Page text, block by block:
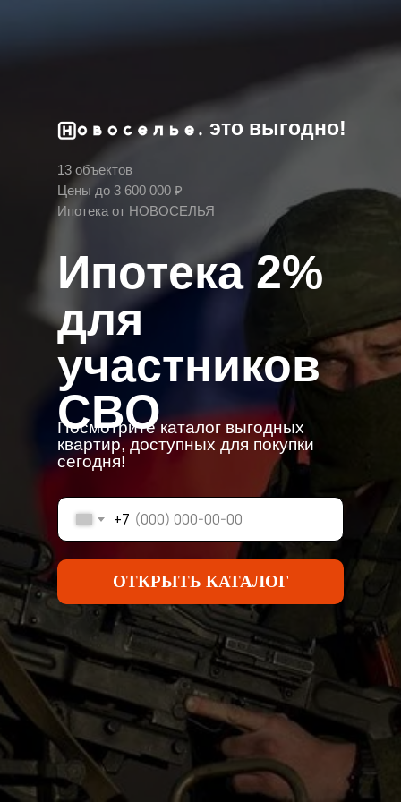
13 объектов
Цены до 3 600 000 ₽
Ипотека от НОВОСЕЛЬЯ
Ипотека 2%
для
участников
СВО
это выгодно!
Посмотрите каталог выгодных
квартир, доступных для покупки
сегодня!
+7
ОТКРЫТЬ КАТАЛОГ